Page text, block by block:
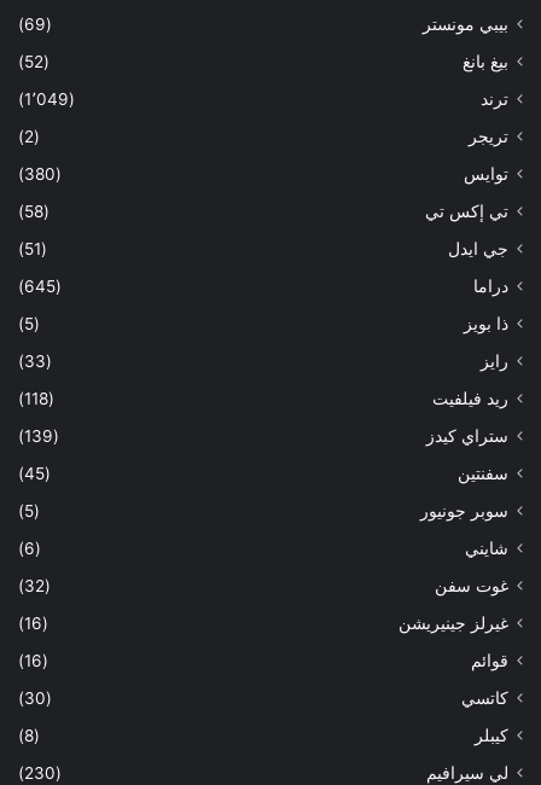
بيبي مونستر
(69)
بيغ بانغ
(52)
ترند
(1٬049)
تريجر
(2)
توايس
(380)
تي إكس تي
(58)
جي ايدل
(51)
دراما
(645)
ذا بويز
(5)
رايز
(33)
ريد فيلفيت
(118)
ستراي كيدز
(139)
سفنتين
(45)
سوبر جونيور
(5)
شايني
(6)
غوت سفن
(32)
غيرلز جينيريشن
(16)
قوائم
(16)
كاتسي
(30)
كيبلر
(8)
لي سيرافيم
(230)